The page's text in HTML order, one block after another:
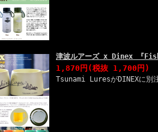
津波ルアーズ x Dinex 『
1,870円 (税抜 1,700円)
Tsunami LuresがDINEXに別